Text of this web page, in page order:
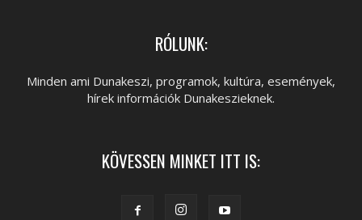
RÓLUNK:
Minden ami Dunakeszi, programok, kultúra, események,
hírek információk Dunakeszieknek.
KÖVESSEN MINKET ITT IS: